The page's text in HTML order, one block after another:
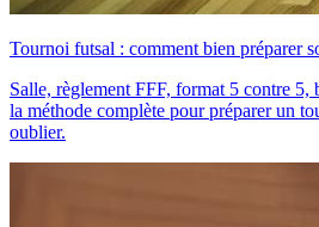
Tournoi futsal : comment bien préparer
Salle, règlement FFF, format 5 contre 5,
la méthode complète pour préparer un
oublier.